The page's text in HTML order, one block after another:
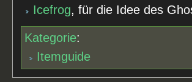
Icefrog, für die Idee des
Kategorie:
Itemguide